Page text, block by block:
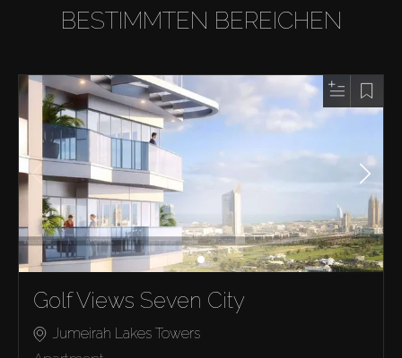
BESTIMMTEN BEREICHEN
Golf Views Seven City
Jumeirah Lakes Towers